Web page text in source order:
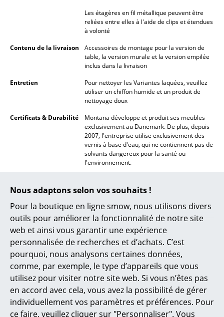
Nous adaptons selon vos souhaits !
Pour la boutique en ligne smow, nous utilisons divers
outils pour améliorer la fonctionnalité de notre site
web et ainsi vous garantir une expérience
personnalisée de recherches et d’achats. C’est
pourquoi, nous analysons certaines données,
comme, par exemple, le type d’appareils que vous
utilisez pour visiter notre site web. Si vous n’êtes pas
en accord avec cela, vous avez la possibilité de gérer
individuellement vos paramètres et préférences. Pour
ce faire, veuillez cliquer sur "Personnaliser". Vous
Appliques murales
Luminaires d’extérieur
Lampes sans fil
... voir tous les luminaires
Lits empilables
Lits enfants
Tables de chevet et Accessoires de lit
... voir tous les lits
Accessoires
Horloges
Miroirs
Les étagères en fil métallique peuvent être
reliées entre elles à l'aide de clips et étendues
à volonté
Contenu de la livraison
Accessoires de montage pour la version de
table, la version murale et la version empilée
inclus dans la livraison
Entretien
Pour nettoyer les Variantes laquées, veuillez
utiliser un chiffon humide et un produit de
nettoyage doux
Certificats & Durabilité
Montana développe et produit ses meubles
exclusivement au Danemark. De plus, depuis
2007, l'entreprise utilise exclusivement des
vernis à base d'eau, qui ne contiennent pas de
solvants dangereux pour la santé ou
l'environnement.
garantie de 10 ans pour les produits Montana
correctement montés et installés et pour une
compris les recommandations de charge pour
la construction, les pièces mobiles et la
fonctionnalité. En ce qui concerne la durabilité
de la peinture, les considérations habituelles
relatives à l'usure et à la détérioration
s'appliquent. Les rayures peuvent être
réparées en appliquant un vernis de
réparation, disponible dans toutes les
couleurs actuelles chez les détaillants
Montana.